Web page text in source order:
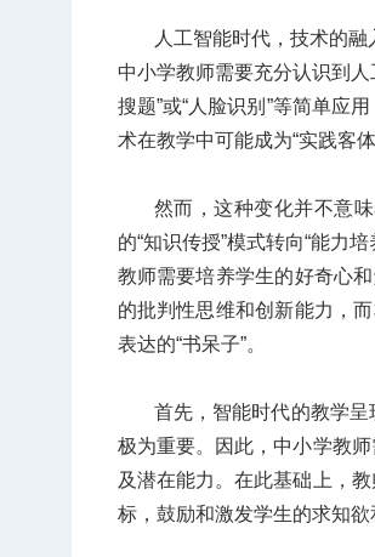
人工智能时代，技术的
中小学教师需要充分认识到
搜题”或“人脸识别”等简单应
术在教学中可能成为“实践客体
然而，这种变化并不意
的“知识传授”模式转向“能力
教师需要培养学生的好奇心
的批判性思维和创新能力，
表达的“书呆子”。
首先，智能时代的教学
极为重要。因此，中小学教
及潜在能力。在此基础上，
标，鼓励和激发学生的求知